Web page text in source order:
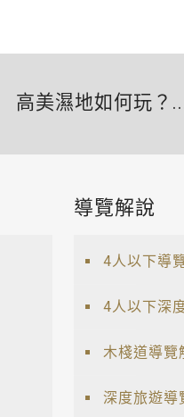
高美濕地如何玩？
導覽解說
4人以下導
4人以下深
木棧道導覽
深度旅遊導